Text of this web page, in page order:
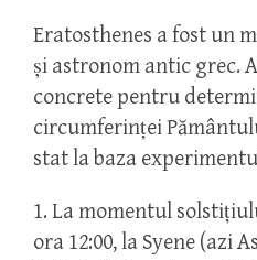
Eratosthenes a fost un
și astronom antic grec.
concrete pentru
circumferinței
stat la baza
1. La momentul
ora 12:00, la Syene (azi